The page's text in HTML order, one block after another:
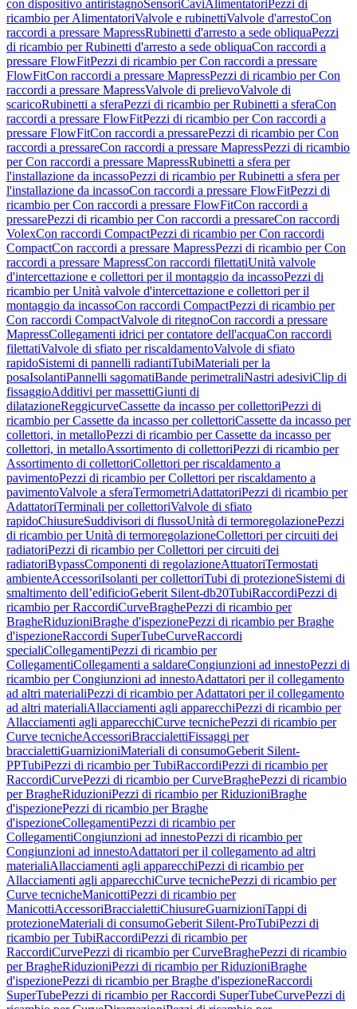
con dispositivo antiristagnoSensoriCaviAlimentatori Pezzi di
ricambio per AlimentatoriValvole e rubinettiValvole d'arrestoCon
raccordi a pressare MapressRubinetti d'arresto a sede obliquaPezzi
di ricambio per Rubinetti d'arresto a sede obliquaCon raccordi a
pressare FlowFitPezzi di ricambio per Con raccordi a pressare
FlowFitCon raccordi a pressare MapressPezzi di ricambio per Con
raccordi a pressare MapressValvole di prelievoValvole di
scaricoRubinetti a sferaPezzi di ricambio per Rubinetti a sferaCon
raccordi a pressare FlowFitPezzi di ricambio per Con raccordi a
pressare FlowFitCon raccordi a pressarePezzi di ricambio per Con
raccordi a pressareCon raccordi a pressare MapressPezzi di ricambio
per Con raccordi a pressare MapressRubinetti a sfera per
l'installazione da incassoPezzi di ricambio per Rubinetti a sfera per
l'installazione da incassoCon raccordi a pressare FlowFitPezzi di
ricambio per Con raccordi a pressare FlowFitCon raccordi a
pressarePezzi di ricambio per Con raccordi a pressareCon raccordi
VolexCon raccordi CompactPezzi di ricambio per Con raccordi
CompactCon raccordi a pressare MapressPezzi di ricambio per Con
raccordi a pressare MapressCon raccordi filettatiUnità valvole
d'intercettazione e collettori per il montaggio da incassoPezzi di
ricambio per Unità valvole d'intercettazione e collettori per il
montaggio da incassoCon raccordi CompactPezzi di ricambio per
Con raccordi CompactValvole di ritegnoCon raccordi a pressare
MapressCollegamenti idrici per contatore dell'acquaCon raccordi
filettatiValvole di sfiato per riscaldamentoValvole di sfiato
rapidoSistemi di pannelli radiantiTubiMateriali per la
posaIsolantiPannelli sagomatiBande perimetraliNastri adesiviClip di
fissaggioAdditivi per massettiGiunti di
dilatazioneReggicurveCassette da incasso per collettoriPezzi di
ricambio per Cassette da incasso per collettoriCassette da incasso per
collettori, in metalloPezzi di ricambio per Cassette da incasso per
collettori, in metalloAssortimento di collettoriPezzi di ricambio per
Assortimento di collettoriCollettori per riscaldamento a
pavimentoPezzi di ricambio per Collettori per riscaldamento a
pavimentoValvole a sferaTermometriAdattatoriPezzi di ricambio per
AdattatoriTerminali per collettoriValvole di sfiato
rapidoChiusureSuddivisori di flussoUnità di termoregolazionePezzi
di ricambio per Unità di termoregolazioneCollettori per circuiti dei
radiatoriPezzi di ricambio per Collettori per circuiti dei
radiatoriBypassComponenti di regolazioneAttuatoriTermostati
ambienteAccessoriIsolanti per collettoriTubi di protezioneSistemi di
smaltimento dell’edificioGeberit Silent-db20TubiRaccordiPezzi di
ricambio per RaccordiCurveBraghePezzi di ricambio per
BragheRiduzioniBraghe d'ispezionePezzi di ricambio per Braghe
d'ispezioneRaccordi SuperTubeCurveRaccordi
specialiCollegamentiPezzi di ricambio per
CollegamentiCollegamenti a saldareCongiunzioni ad innestoPezzi di
ricambio per Congiunzioni ad innestoAdattatori per il collegamento
ad altri materialiPezzi di ricambio per Adattatori per il collegamento
ad altri materialiAllacciamenti agli apparecchiPezzi di ricambio per
Allacciamenti agli apparecchiCurve tecnichePezzi di ricambio per
Curve tecnicheAccessoriBraccialettiFissaggi per
braccialettiGuarnizioniMateriali di consumoGeberit Silent-
PPTubiPezzi di ricambio per TubiRaccordiPezzi di ricambio per
RaccordiCurvePezzi di ricambio per CurveBraghePezzi di ricambio
per BragheRiduzioniPezzi di ricambio per RiduzioniBraghe
d'ispezionePezzi di ricambio per Braghe
d'ispezioneCollegamentiPezzi di ricambio per
CollegamentiCongiunzioni ad innestoPezzi di ricambio per
Congiunzioni ad innestoAdattatori per il collegamento ad altri
materialiAllacciamenti agli apparecchiPezzi di ricambio per
Allacciamenti agli apparecchiCurve tecnichePezzi di ricambio per
Curve tecnicheManicottiPezzi di ricambio per
ManicottiAccessoriBraccialettiChiusureGuarnizioniTappi di
protezioneMateriali di consumoGeberit Silent-ProTubiPezzi di
ricambio per TubiRaccordiPezzi di ricambio per
RaccordiCurvePezzi di ricambio per CurveBraghePezzi di ricambio
per BragheRiduzioniPezzi di ricambio per RiduzioniBraghe
d'ispezionePezzi di ricambio per Braghe d'ispezioneRaccordi
SuperTubePezzi di ricambio per Raccordi SuperTubeCurvePezzi di